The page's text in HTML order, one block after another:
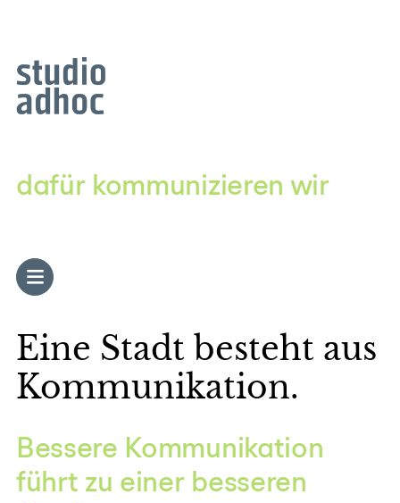
dafür kommunizieren wir
Eine Stadt besteht aus
Kommuni­ka­tion.
Bessere Kommuni­ka­tion
führt zu einer besseren